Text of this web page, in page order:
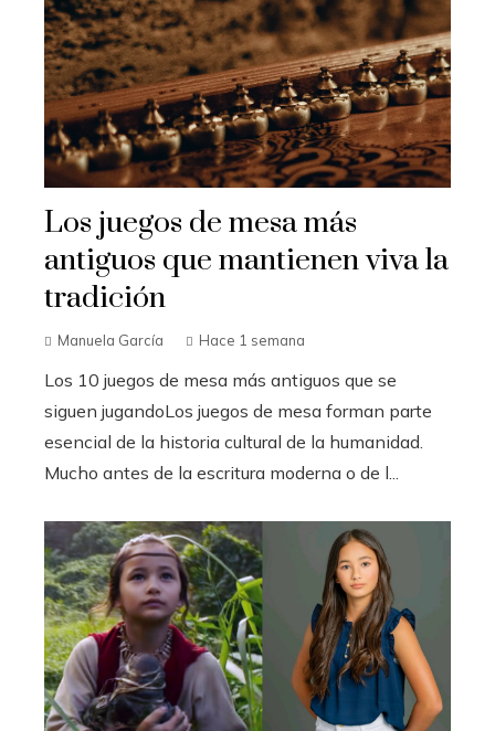
Los juegos de mesa más
antiguos que mantienen viva la
tradición
Manuela García Hace 1 semana
Los 10 juegos de mesa más antiguos que se
siguen jugandoLos juegos de mesa forman parte
esencial de la historia cultural de la humanidad.
Mucho antes de la escritura moderna o de l...